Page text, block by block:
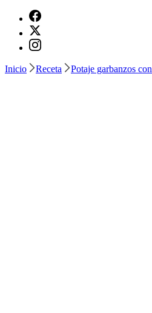
Inicio Receta Potaje garbanzos